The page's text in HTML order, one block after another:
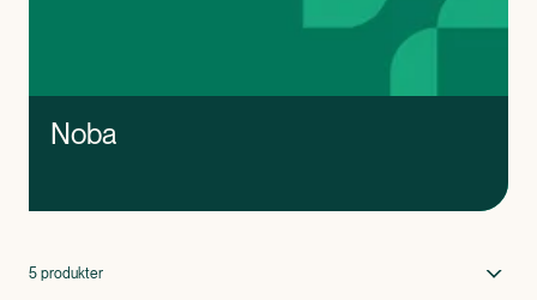
Noba
5 produkter